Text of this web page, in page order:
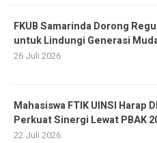
FKUB Samarinda Dorong
untuk Lindungi Generasi
26 Juli 2026
Mahasiswa FTIK UINSI Harap
Perkuat Sinergi Lewat PBAK
22 Juli 2026